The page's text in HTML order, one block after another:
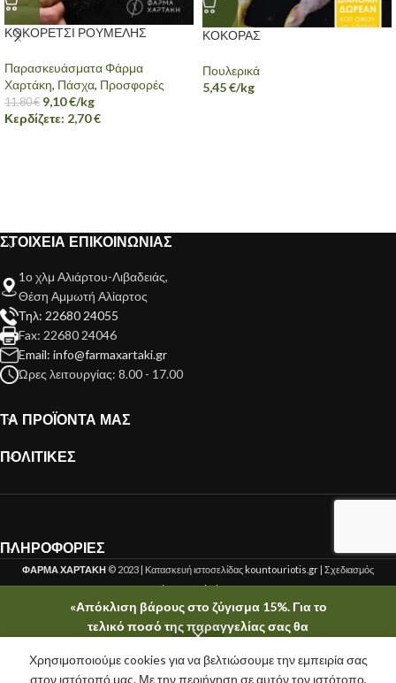
«Απόκλιση βάρους στο ζύγισμα 15%. Για το
τελικό ποσό της παραγγελίας σας θα
ζύγισης.»
ΚΟΚΟΡΕΤΣΙ ΡΟΥΜΕΛΗΣ
Παρασκευάσματα Φάρμα
Χαρτάκη, Πάσχα, Προσφορές
11,80€ 9,10€/kg
Κερδίζετε: 2,70€
ΚΟΚΟΡΑΣ
Πουλερικά
5,45€/kg
ΣΤΟΙΧΕΙΑ ΕΠΙΚΟΙΝΩΝΙΑΣ
1ο χλμ Αλιάρτου-Λιβαδειάς,
Θέση Αμμωτή Αλίαρτος
Τηλ: 22680 24055
Fax: 22680 24046
Email: info@farmaxartaki.gr
Ώρες λειτουργίας: 8.00 - 17.00
ΤΑ ΠΡΟΪΟΝΤΑ ΜΑΣ
ΠΟΛΙΤΙΚΕΣ
ΠΛΗΡΟΦΟΡΙΕΣ
ΦΑΡΜΑ ΧΑΡΤΑΚΗ © 2023 | Κατασκευή ιστοσελίδας kountouriotis.gr | Σχεδιασμός
kountouriotis.gr
Χρησιμοποιούμε cookies για να βελτιώσουμε την εμπειρία σας
στον ιστότοπό μας. Με την περιήγηση σε αυτόν τον ιστότοπο,
Ο λογαριασμός μου